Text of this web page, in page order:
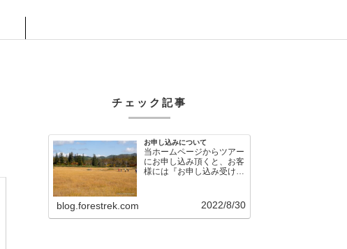
チェック記事
お申し込みについて
当ホームページからツアー
にお申し込み頂くと、お客
様には『お申し込み受け付
blog.forestrek.com 2022/8/30